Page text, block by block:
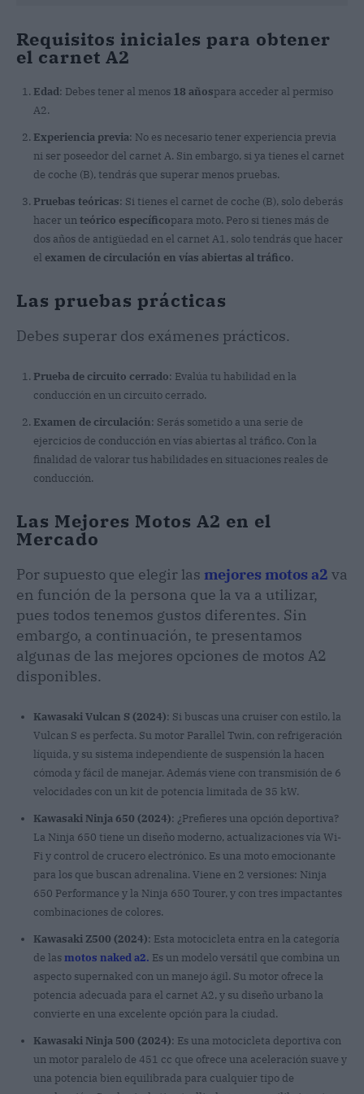
Requisitos iniciales para obtener
el carnet A2
Edad: Debes tener al menos 18 añospara acceder al permiso
A2.
Experiencia previa: No es necesario tener experiencia previa
ni ser poseedor del carnet A. Sin embargo, si ya tienes el carnet
de coche (B), tendrás que superar menos pruebas.
Pruebas teóricas: Si tienes el carnet de coche (B), solo deberás
hacer unteórico específicopara moto. Pero si tienes más de
dos años de antigüedad en el carnet A1, solo tendrás que hacer
el examen de circulación en vías abiertas al tráfico.
Las pruebas prácticas
Debes superar dos exámenes prácticos.
Prueba de circuito cerrado: Evalúa tu habilidad en la
conducción en un circuito cerrado.
Examen de circulación: Serás sometido a una serie de
ejercicios de conducción en vías abiertas al tráfico. Con la
finalidad de valorar tus habilidades en situaciones reales de
conducción.
Las Mejores Motos A2 en el
Mercado
Por supuesto que elegir las mejores motos a2 va
en función de la persona que la va a utilizar,
pues todos tenemos gustos diferentes. Sin
embargo, a continuación, te presentamos
algunas de las mejores opciones de motos A2
disponibles.
Kawasaki Vulcan S (2024): Si buscas una cruiser con estilo, la
Vulcan S es perfecta. Su motor Parallel Twin, con refrigeración
líquida, y su sistema independiente de suspensión la hacen
cómoda y fácil de manejar. Además viene con transmisión de 6
velocidades con un kit de potencia limitada de 35 kW.
Kawasaki Ninja 650 (2024): ¿Prefieres una opción deportiva?
La Ninja 650 tiene un diseño moderno, actualizaciones vía Wi-
Fi y control de crucero electrónico. Es una moto emocionante
para los que buscan adrenalina. Viene en 2 versiones: Ninja
650 Performance y la Ninja 650 Tourer, y con tres impactantes
combinaciones de colores.
Kawasaki Z500 (2024): Esta motocicleta entra en la categoría
de lasmotos naked a2. Es un modelo versátil que combina un
aspecto supernaked con un manejo ágil. Su motor ofrece la
potencia adecuada para el carnet A2, y su diseño urbano la
convierte en una excelente opción para la ciudad.
Kawasaki Ninja 500 (2024): Es una motocicleta deportiva con
un motor paralelo de 451 cc que ofrece una aceleración suave y
una potencia bien equilibrada para cualquier tipo de